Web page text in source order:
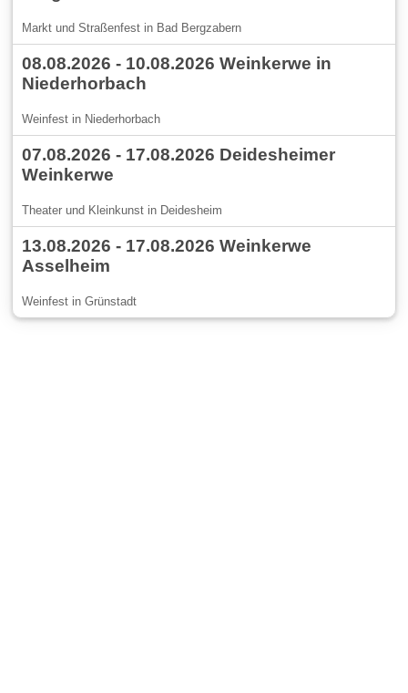
Markt und Straßenfest in Bad Bergzabern
08.08.2026 - 10.08.2026 Weinkerwe in
Niederhorbach
Weinfest in Niederhorbach
07.08.2026 - 17.08.2026 Deidesheimer
Weinkerwe
Theater und Kleinkunst in Deidesheim
13.08.2026 - 17.08.2026 Weinkerwe
Asselheim
Weinfest in Grünstadt